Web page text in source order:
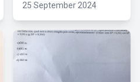
25 September 2024